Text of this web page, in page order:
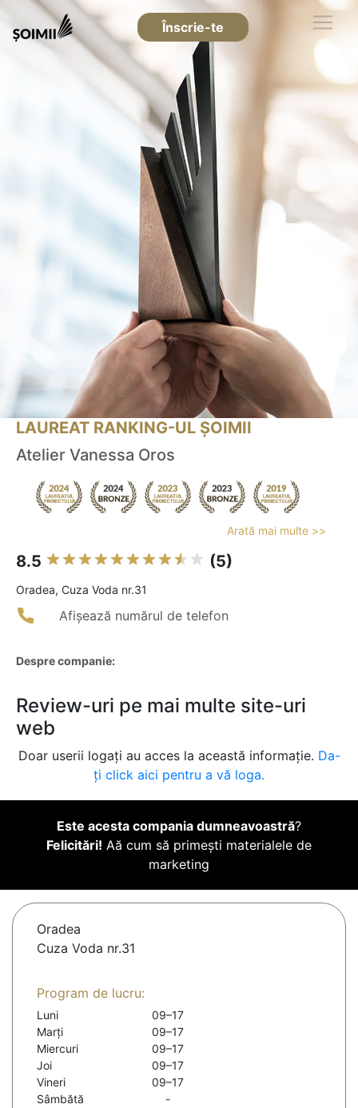
Înscrie-te
LAUREAT RANKING-UL ȘOIMII
Atelier Vanessa Oros
Arată mai multe >>
8.5 (5)
Oradea, Cuza Voda nr.31
Afișează numărul de telefon
Despre companie:
Review-uri pe mai multe site-uri
web
Doar userii logați au acces la această informație. Da-
ți click aici pentru a vă loga.
Este acesta compania dumneavoastră?
Felicitări! Aă cum să primești materialele de
marketing
Oradea
Cuza Voda nr.31
Program de lucru:
Luni
09–17
Marți
09–17
Miercuri
09–17
Joi
09–17
Vineri
09–17
Sâmbătă
-